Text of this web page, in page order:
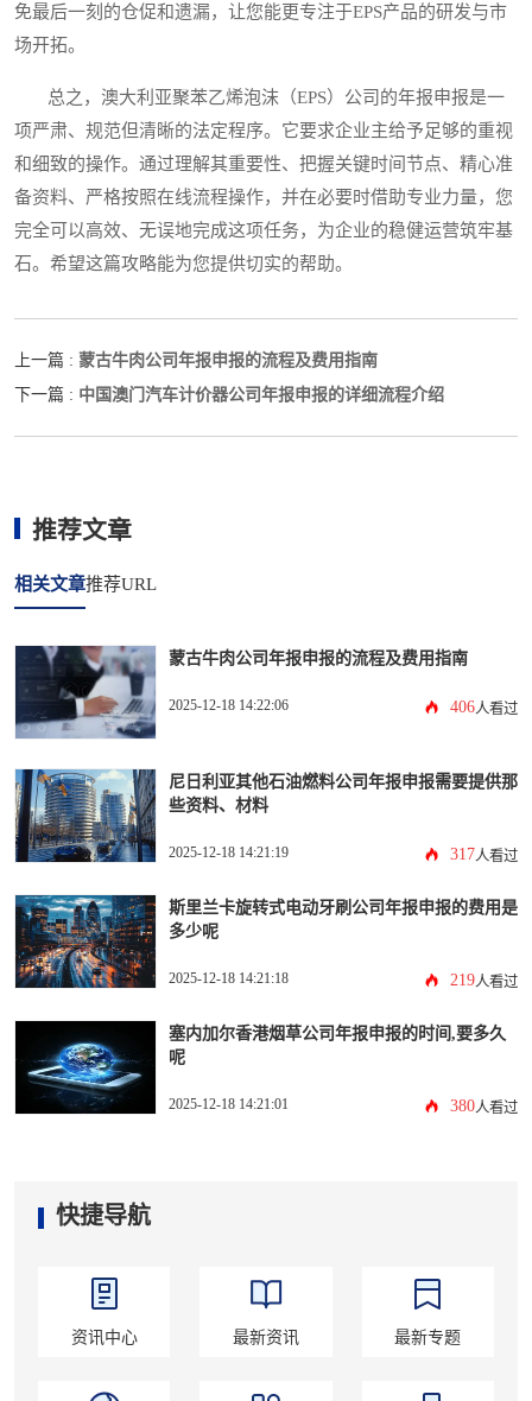
免最后一刻的仓促和遗漏，让您能更专注于EPS产品的研发与市
场开拓。
总之，澳大利亚聚苯乙烯泡沫（EPS）公司的年报申报是一
项严肃、规范但清晰的法定程序。它要求企业主给予足够的重视
和细致的操作。通过理解其重要性、把握关键时间节点、精心准
备资料、严格按照在线流程操作，并在必要时借助专业力量，您
完全可以高效、无误地完成这项任务，为企业的稳健运营筑牢基
石。希望这篇攻略能为您提供切实的帮助。
上一篇 : 蒙古牛肉公司年报申报的流程及费用指南
下一篇 : 中国澳门汽车计价器公司年报申报的详细流程介绍
推荐文章
相关文章推荐URL
蒙古牛肉公司年报申报的流程及费用指南
2025-12-18 14:22:06 406人看过
尼日利亚其他石油燃料公司年报申报需要提供那
些资料、材料
2025-12-18 14:21:19 317人看过
斯里兰卡旋转式电动牙刷公司年报申报的费用是
多少呢
2025-12-18 14:21:18 219人看过
塞内加尔香港烟草公司年报申报的时间,要多久
呢
2025-12-18 14:21:01 380人看过
快捷导航
资讯中心 最新资讯 最新专题